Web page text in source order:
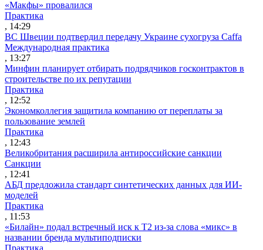
«Макфы» провалился
Практика
, 14:29
ВС Швеции подтвердил передачу Украине сухогруза Caffa
Международная практика
, 13:27
Минфин планирует отбирать подрядчиков госконтрактов в
строительстве по их репутации
Практика
, 12:52
Экономколлегия защитила компанию от переплаты за
пользование землей
Практика
, 12:43
Великобритания расширила антироссийские санкции
Санкции
, 12:41
АБД предложила стандарт синтетических данных для ИИ-
моделей
Практика
, 11:53
«Билайн» подал встречный иск к Т2 из-за слова «микс» в
названии бренда мультиподписки
Практика